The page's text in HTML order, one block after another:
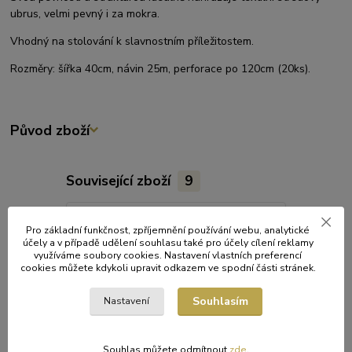
ubrus, velmi pevný i za mokra.
Vhodný na stolování k slavnostním příležitostem.
Rozměry: šířka 40cm, návin 25m, perforace po 120cm (20ks).
Původ zboží
Související zboží 9
Pro základní funkčnost, zpříjemnění používání webu, analytické
účely a v případě udělení souhlasu také pro účely cílení reklamy
využíváme soubory cookies. Nastavení vlastních preferencí
cookies můžete kdykoli upravit odkazem ve spodní části stránek.
Nastavení Souhlasím
Souhlas můžete odmítnout zde.